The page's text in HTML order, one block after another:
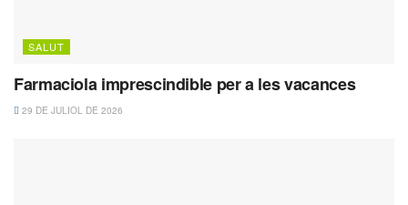
SALUT
Farmaciola imprescindible per a les vacances
29 DE JULIOL DE 2026